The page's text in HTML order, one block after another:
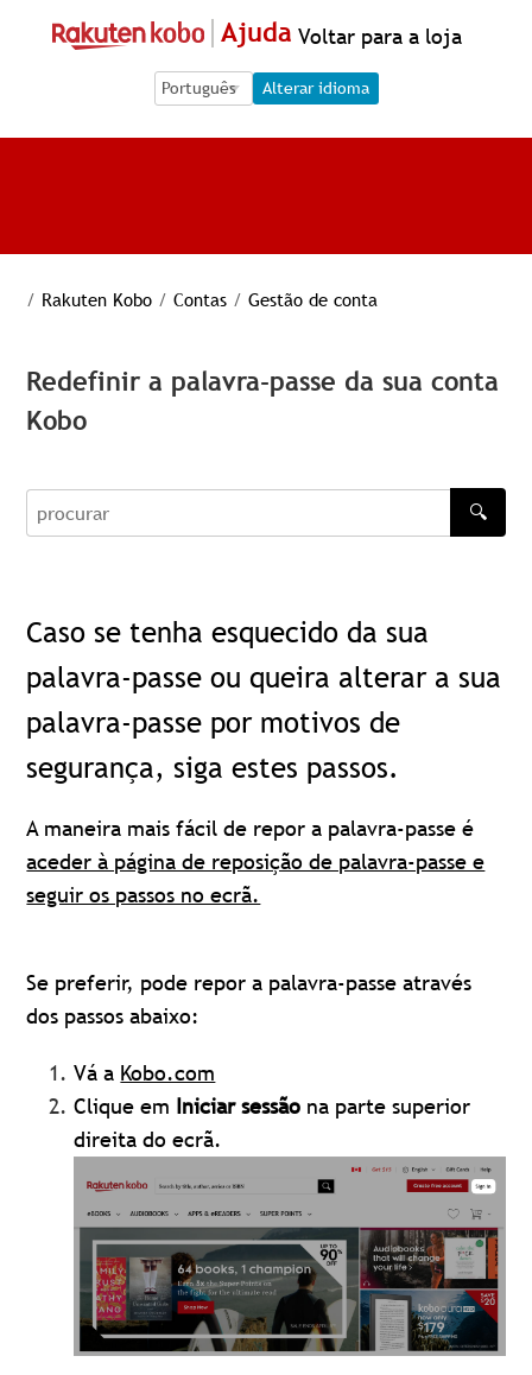
Ajuda Voltar para a loja
Language Selection
Language Selection
Alterar idioma
/ Rakuten Kobo / Contas / Gestão de conta
Redefinir a palavra-passe da sua conta
Kobo
procurar
🔍
Caso se tenha esquecido da sua
palavra-passe ou queira alterar a sua
palavra-passe por motivos de
segurança, siga estes passos.
A maneira mais fácil de repor a palavra-passe é
aceder à página de reposição de palavra-passe e
seguir os passos no ecrã.
Se preferir, pode repor a palavra-passe através
dos passos abaixo:
Vá a Kobo.com
Clique em Iniciar sessão na parte superior
direita do ecrã.